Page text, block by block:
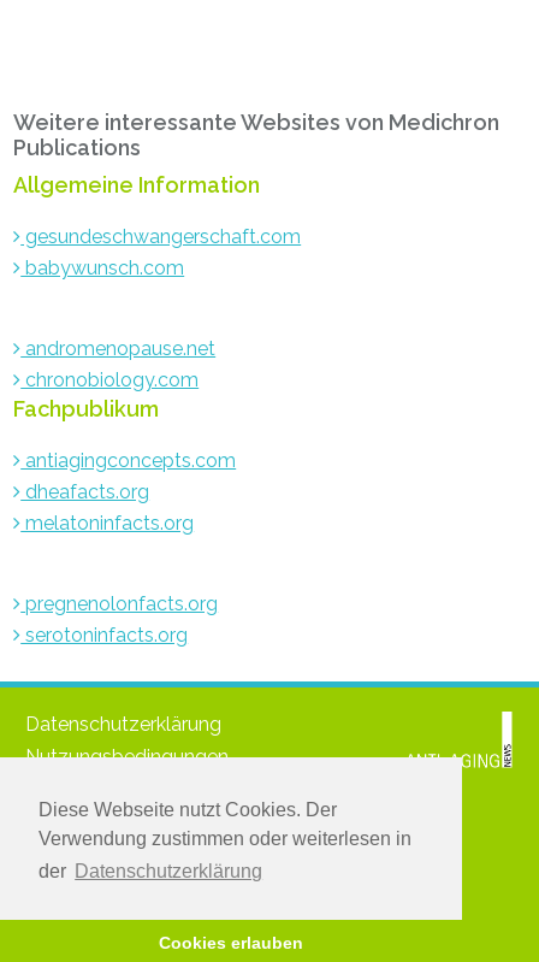
Diese Webseite nutzt Cookies. Der
Verwendung zustimmen oder weiterlesen in
der Datenschutzerklärung
Cookies erlauben
Sidebar
Weitere interessante Websites von Medichron
Publications
Allgemeine Information
gesundeschwangerschaft.com
babywunsch.com
andromenopause.net
chronobiology.com
Fachpublikum
antiagingconcepts.com
dheafacts.org
melatoninfacts.org
pregnenolonfacts.org
serotoninfacts.org
Datenschutzerklärung
Nutzungsbedingungen
© 2021 www.medichronpublications.com
Greifen Sie zu:
Hier anmelden